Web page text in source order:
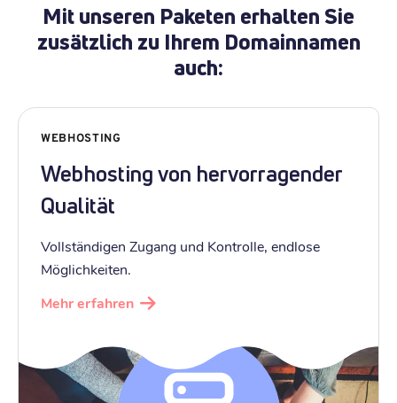
Mit unseren Paketen erhalten Sie
zusätzlich zu Ihrem Domainnamen
auch:
WEBHOSTING
Webhosting von hervorragender
Qualität
Vollständigen Zugang und Kontrolle, endlose
Möglichkeiten.
Mehr erfahren